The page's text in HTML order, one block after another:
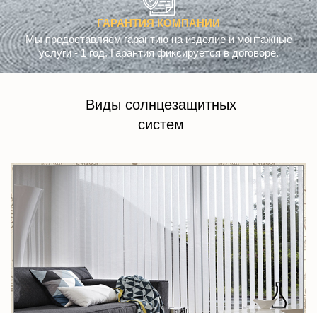
ГАРАНТИЯ КОМПАНИИ
Мы предоставляем гарантию на изделие и монтажные
услуги - 1 год. Гарантия фиксируется в договоре.
Виды солнцезащитных
систем